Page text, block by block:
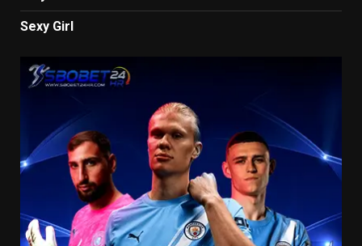
Sexy Girl